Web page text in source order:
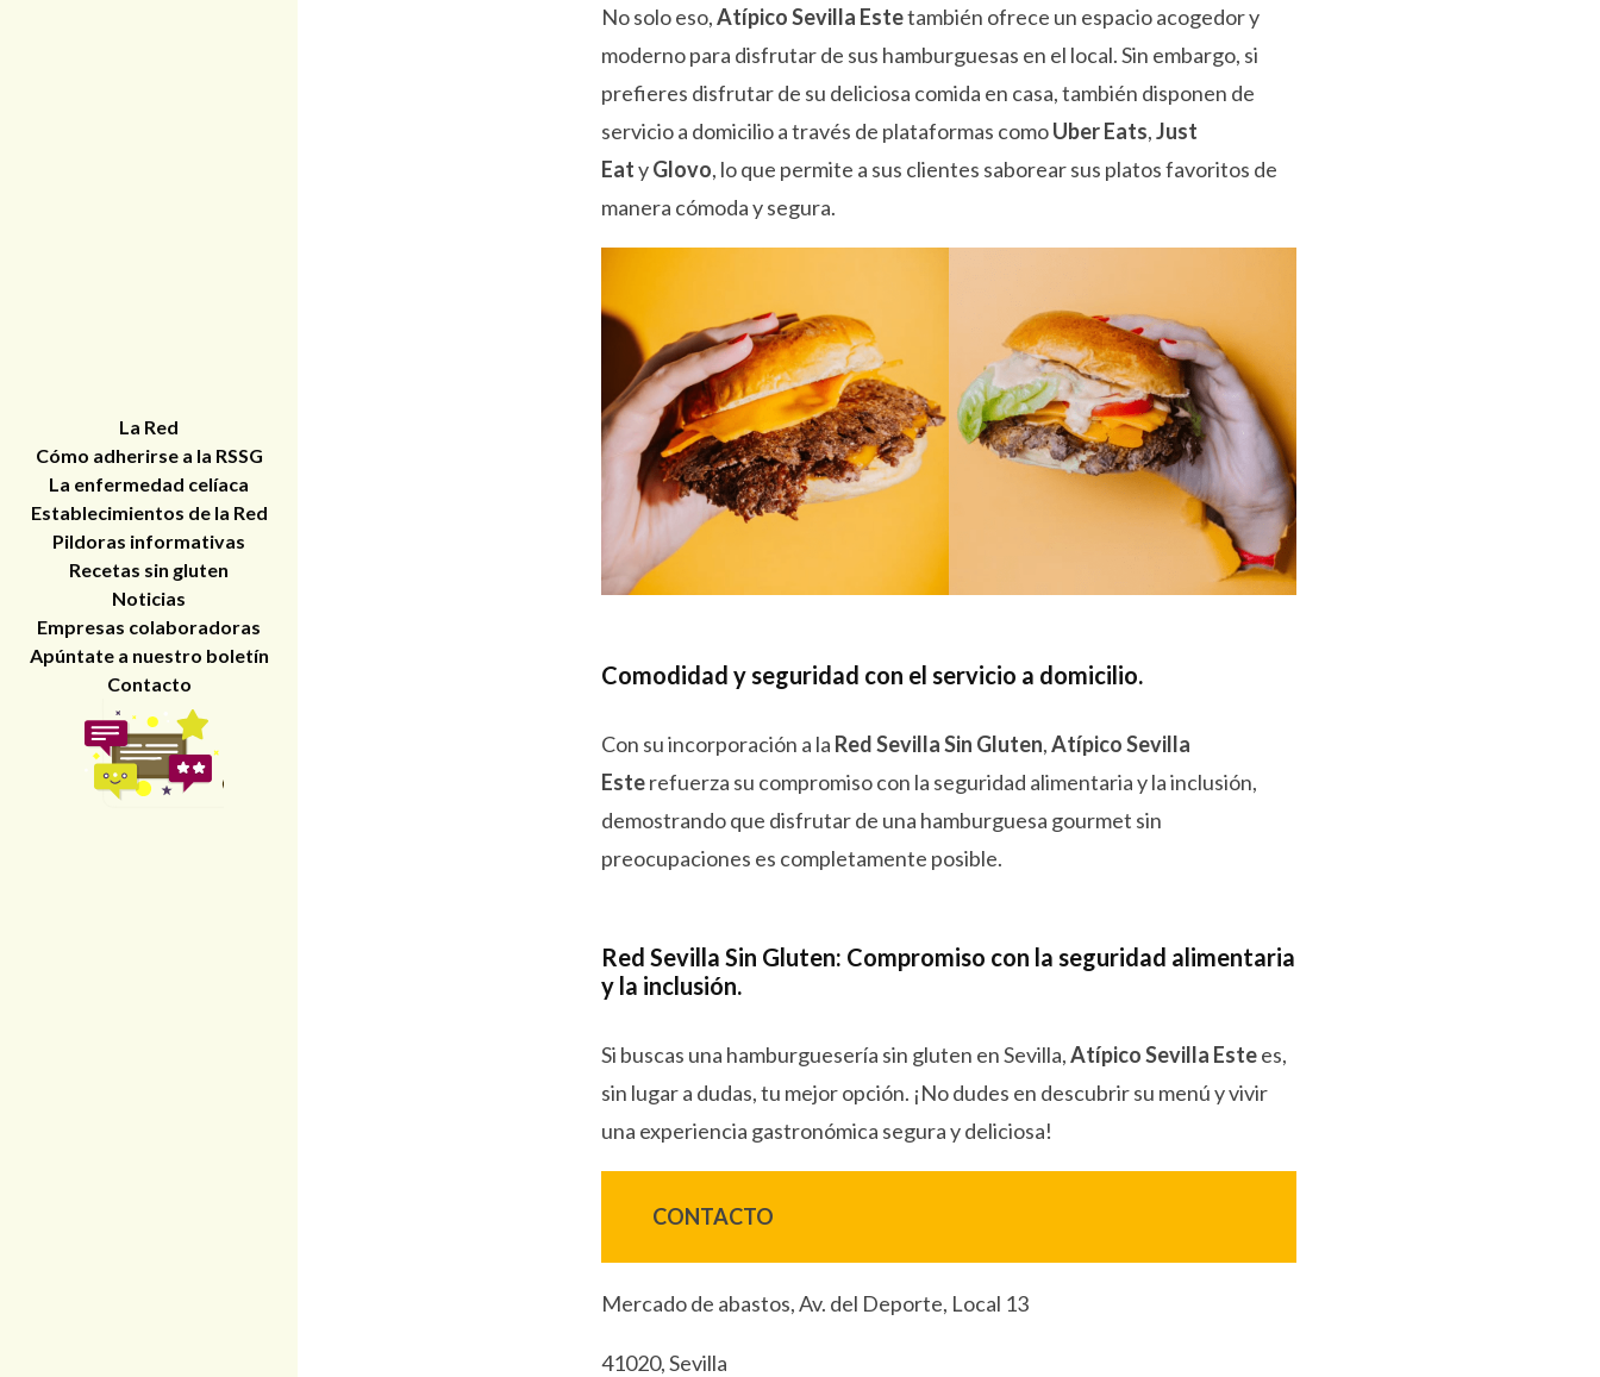
No solo eso,Atípico Sevilla Estetambién ofrece un espacio acogedor y
moderno para disfrutar de sus hamburguesas en el local. Sin embargo, si
prefieres disfrutar de su deliciosa comida en casa, también disponen de
servicio a domicilio a través de plataformas comoUber Eats,Just
EatyGlovo, lo que permite a sus clientes saborear sus platos favoritos de
manera cómoda y segura.
Comodidad y seguridad con el servicio a domicilio.
Con su incorporación a la Red Sevilla Sin Gluten,Atípico Sevilla
Esterefuerza su compromiso con la seguridad alimentaria y la inclusión,
demostrando que disfrutar de una hamburguesa gourmet sin
preocupaciones es completamente posible.
Red Sevilla Sin Gluten: Compromiso con la seguridad alimentaria
y la inclusión.
Si buscas una hamburguesería sin gluten en Sevilla,Atípico Sevilla Estees,
sin lugar a dudas, tu mejor opción. ¡No dudes en descubrir su menú y vivir
una experiencia gastronómica segura y deliciosa!
CONTACTO
Mercado de abastos, Av. del Deporte, Local 13
41020, Sevilla
La Red
Cómo adherirse a la RSSG
La enfermedad celíaca
Establecimientos de la Red
Pildoras informativas
Recetas sin gluten
Noticias
Empresas colaboradoras
Apúntate a nuestro boletín
Contacto